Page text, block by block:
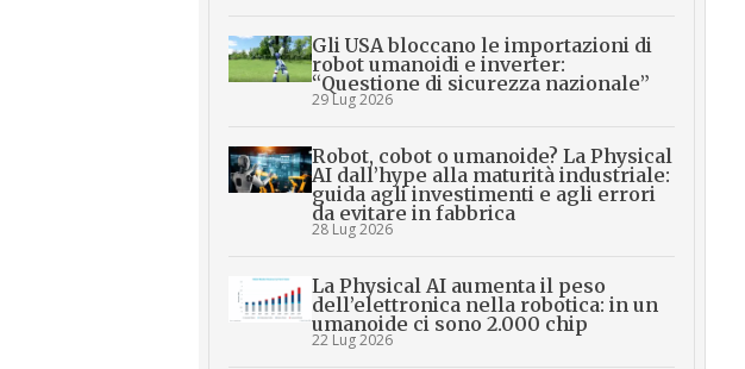
Gli USA bloccano le importazioni di
robot umanoidi e inverter:
“Questione di sicurezza nazionale”
29 Lug 2026
Robot, cobot o umanoide? La Physical
AI dall’hype alla maturità industriale:
guida agli investimenti e agli errori
da evitare in fabbrica
28 Lug 2026
La Physical AI aumenta il peso
dell’elettronica nella robotica: in un
umanoide ci sono 2.000 chip
22 Lug 2026